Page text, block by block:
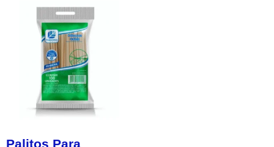
Palitos Para